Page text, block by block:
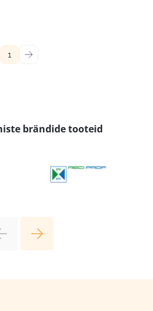
1 →
brändide tooteid